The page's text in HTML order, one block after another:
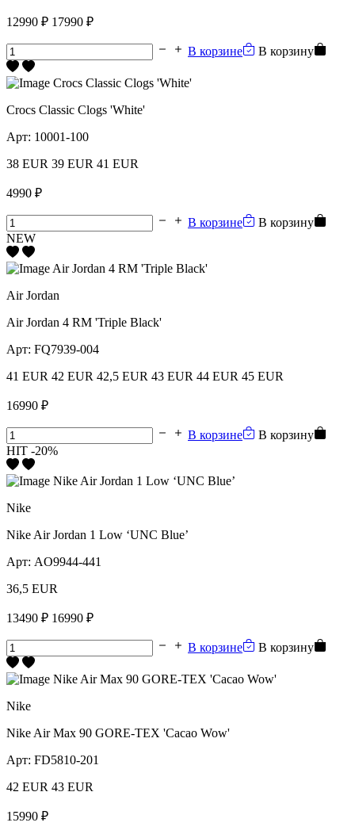
12990 ₽ 17990 ₽
В корзине В корзину
Crocs Classic Clogs 'White'
Арт: 10001-100
38 EUR 39 EUR 41 EUR
4990 ₽
В корзине
В корзину
NEW
Air Jordan
Air Jordan 4 RM 'Triple Black'
Арт: FQ7939-004
41 EUR 42 EUR 42,5 EUR 43 EUR 44 EUR 45 EUR
16990 ₽
В корзине
В корзину
HIT -20%
Nike
Nike Air Jordan 1 Low ‘UNC Blue’
Арт: AO9944-441
36,5 EUR
13490 ₽ 16990 ₽
В корзине В корзину
Nike
Nike Air Max 90 GORE-TEX 'Cacao Wow'
Арт: FD5810-201
42 EUR 43 EUR
15990 ₽